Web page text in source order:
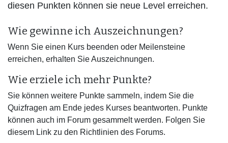
diesen Punkten können sie neue Level erreichen.
Wie gewinne ich Auszeichnungen?
Wenn Sie einen Kurs beenden oder Meilensteine
erreichen, erhalten Sie Auszeichnungen.
Wie erziele ich mehr Punkte?
Sie können weitere Punkte sammeln, indem Sie die
Quizfragen am Ende jedes Kurses beantworten. Punkte
können auch im Forum gesammelt werden. Folgen Sie
diesem Link zu den Richtlinien des Forums.